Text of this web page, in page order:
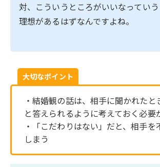
対、こういうところがいいなっていう
理想があるはずなんですよね。
大切なポイント
・結婚観の話は、相手に聞かれたと
と答えられるように考えておく必要
・「こだわりはない」だと、相手を
しまう